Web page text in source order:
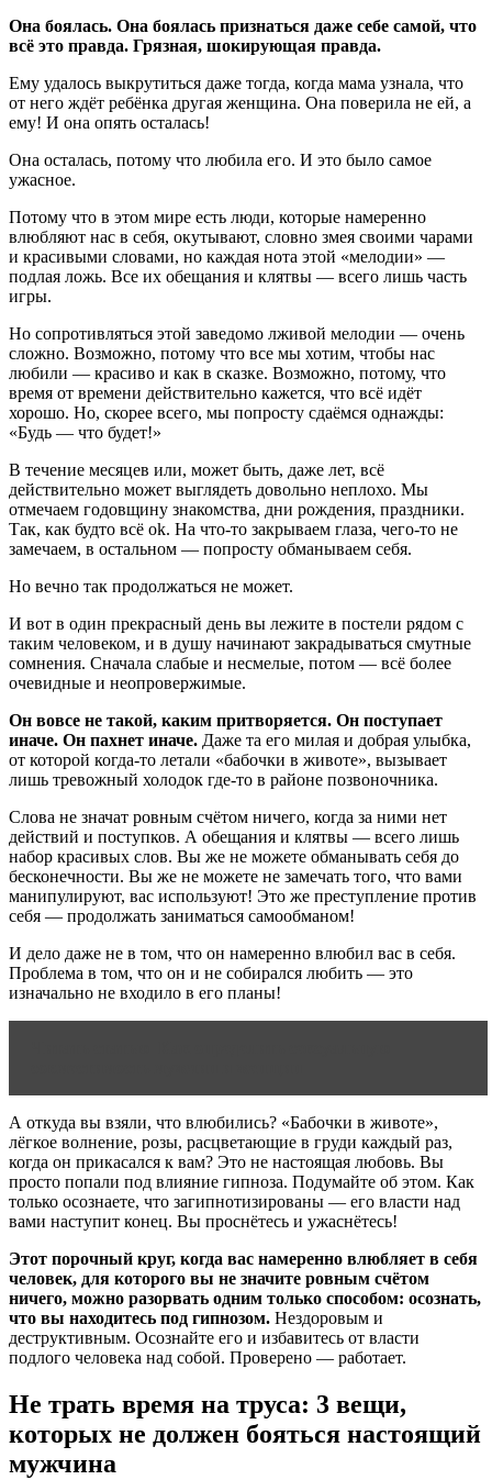
Она боялась. Она боялась признаться даже себе самой, что
всё это правда. Грязная, шокирующая правда.
Ему удалось выкрутиться даже тогда, когда мама узнала, что
от него ждёт ребёнка другая женщина. Она поверила не ей, а
ему! И она опять осталась!
Она осталась, потому что любила его. И это было самое
ужасное.
Потому что в этом мире есть люди, которые намеренно
влюбляют нас в себя, окутывают, словно змея своими чарами
и красивыми словами, но каждая нота этой «мелодии» —
подлая ложь. Все их обещания и клятвы — всего лишь часть
игры.
Но сопротивляться этой заведомо лживой мелодии — очень
сложно. Возможно, потому что все мы хотим, чтобы нас
любили — красиво и как в сказке. Возможно, потому, что
время от времени действительно кажется, что всё идёт
хорошо. Но, скорее всего, мы попросту сдаёмся однажды:
«Будь — что будет!»
В течение месяцев или, может быть, даже лет, всё
действительно может выглядеть довольно неплохо. Мы
отмечаем годовщину знакомства, дни рождения, праздники.
Так, как будто всё ok. На что-то закрываем глаза, чего-то не
замечаем, в остальном — попросту обманываем себя.
Но вечно так продолжаться не может.
И вот в один прекрасный день вы лежите в постели рядом с
таким человеком, и в душу начинают закрадываться смутные
сомнения. Сначала слабые и несмелые, потом — всё более
очевидные и неопровержимые.
Он вовсе не такой, каким притворяется. Он поступает
иначе. Он пахнет иначе. Даже та его милая и добрая улыбка,
от которой когда-то летали «бабочки в животе», вызывает
лишь тревожный холодок где-то в районе позвоночника.
Слова не значат ровным счётом ничего, когда за ними нет
действий и поступков. А обещания и клятвы — всего лишь
набор красивых слов. Вы же не можете обманывать себя до
бесконечности. Вы же не можете не замечать того, что вами
манипулируют, вас используют! Это же преступление против
себя — продолжать заниматься самообманом!
И дело даже не в том, что он намеренно влюбил вас в себя.
Проблема в том, что он и не собирался любить — это
изначально не входило в его планы!
А откуда вы взяли, что влюбились? «Бабочки в животе»,
лёгкое волнение, розы, расцветающие в груди каждый раз,
когда он прикасался к вам? Это не настоящая любовь. Вы
просто попали под влияние гипноза. Подумайте об этом. Как
только осознаете, что загипнотизированы — его власти над
вами наступит конец. Вы проснётесь и ужаснётесь!
Этот порочный круг, когда вас намеренно влюбляет в себя
человек, для которого вы не значите ровным счётом
ничего, можно разорвать одним только способом: осознать,
что вы находитесь под гипнозом. Нездоровым и
деструктивным. Осознайте его и избавитесь от власти
подлого человека над собой. Проверено — работает.
Не трать время на труса: 3 вещи,
которых не должен бояться настоящий
мужчина